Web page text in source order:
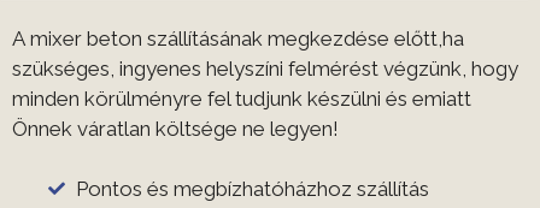
A mixer beton szállításának megkezdése előtt,ha
szükséges, ingyenes helyszíni felmérést végzünk, hogy
minden körülményre fel tudjunk készülni és emiatt
Önnek váratlan költsége ne legyen!
Pontos és megbízhatóházhoz szállítás